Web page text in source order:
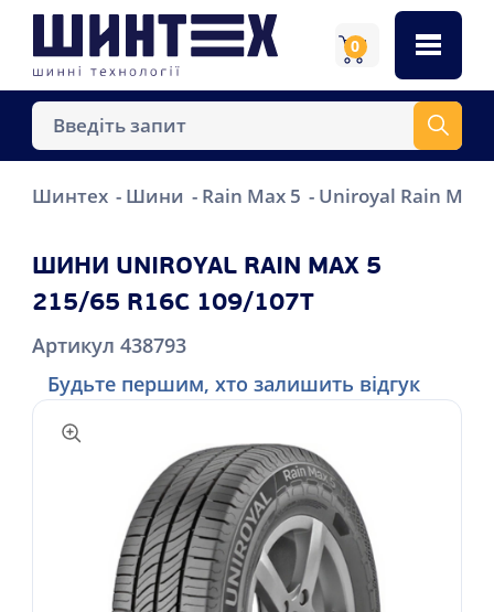
0
Шинтех Шини Rain Max 5 Uniroyal Rain Max
ШИНИ UNIROYAL RAIN MAX 5
215/65 R16C 109/107T
Артикул 438793
Будьте першим, хто залишить відгук